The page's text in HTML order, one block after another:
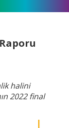
halini
2022 final